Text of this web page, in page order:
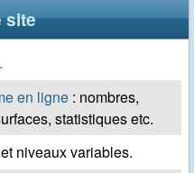
site
en ligne: nombres,
statistiques etc.
niveaux variables.